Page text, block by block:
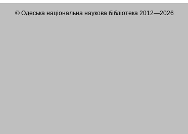
© Одеська національна наукова бібліотека 2012—2026